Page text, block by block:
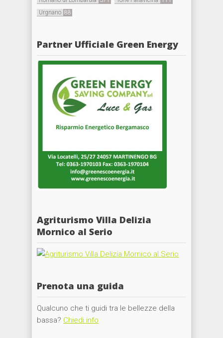
Urgnano 88
Partner Ufficiale Green Energy
Agriturismo Villa Delizia
Mornico al Serio
Prenota una guida
Qualcuno che ti guidi tra le bellezze della
bassa? Chiedi info